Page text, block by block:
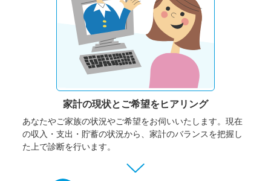
家計の現状と ご希望をヒアリング
あなたやご家族の状況やご希望をお伺いいたします。 現在
の収入・支出・貯蓄の状況から、家計のバランスを把握し
た上で診断を行います。